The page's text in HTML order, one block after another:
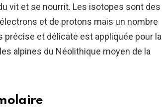
vit et se nourrit. Les isotopes sont des
et de protons mais un nombre
et délicate est appliquée pour la
alpines du Néolithique moyen de la